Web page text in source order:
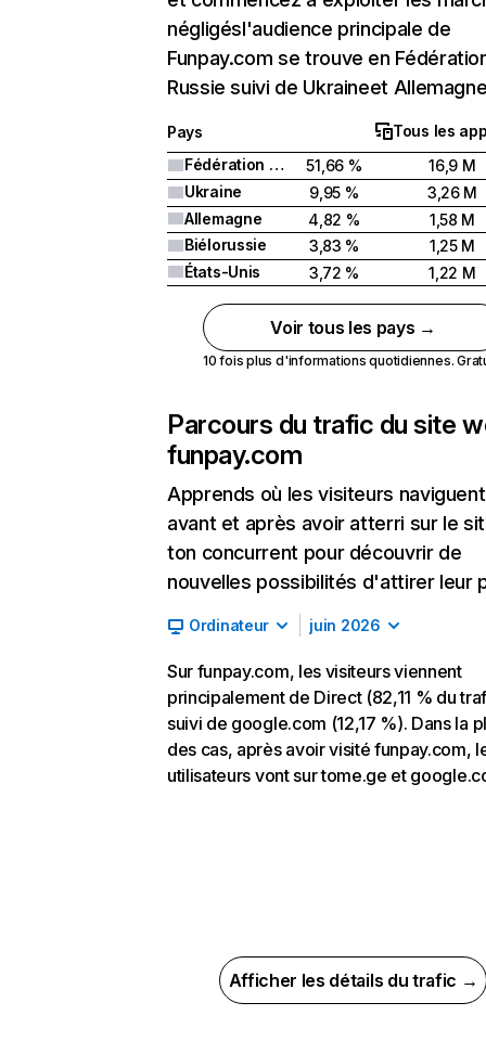
négligésl'audience principale de
Funpay.com se trouve en
Russie suivi de Ukraineet
Pays
Tous les
Fédération de Russie
51,66 %
16,9 M
Ukraine
9,95 %
3,26 M
Allemagne
4,82 %
1,58 M
Biélorussie
3,83 %
1,25 M
États-Unis
3,72 % 1,22 M
Voir tous les pays →
10 fois plus d'informations quotidiennes.
Parcours du trafic du site
funpay.com
Apprends où les visiteurs naviguent
avant et après avoir atterri sur le
ton concurrent pour découvrir de
nouvelles possibilités d'attirer leur
Ordinateur juin 2026
Sur funpay.com, les visiteurs viennent
principalement de Direct (82,11 % du
suivi de google.com (12,17 %). Dans la
des cas, après avoir visité funpay.com,
utilisateurs vont sur tome.ge et
Afficher les détails du trafic →